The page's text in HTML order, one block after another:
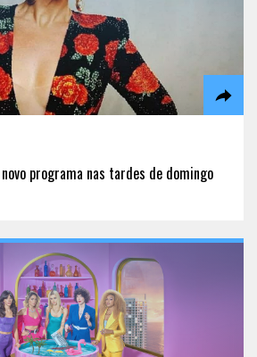
programa nas tardes de domingo